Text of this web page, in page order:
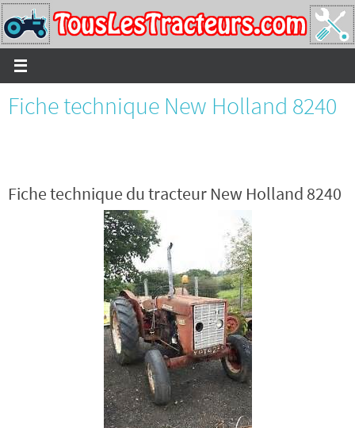
Passer
vers
le
contenu
Fiche technique New Holland 8240
Fiche technique du tracteur New Holland 8240